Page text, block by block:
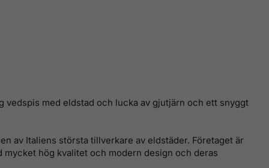
vedspis med eldstad och lucka av gjutjärn och ett snyggt
av Italiens största tillverkare av eldstäder. Företaget är
hög kvalitet och modern design och deras